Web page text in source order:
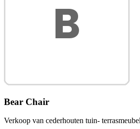
Bear Chair
Verkoop van cederhouten tuin-